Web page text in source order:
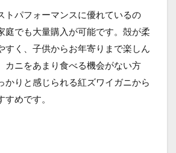
トパフォーマンスに優れているの
庭でも大量購入が可能です。殻が柔
すく、子供からお年寄りまで楽しん
カニをあまり食べる機会がない方
かりと感じられる紅ズワイガニから
めです。